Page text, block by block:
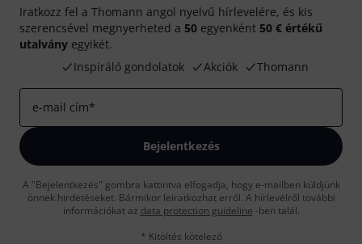
Iratkozz fel a Thomann angol nyelvű hírlevelére, és kis
szerencsével megnyerheted a 50 egyenként 50 € értékű
utalvány egyikét.
Inspiráló gondolatok
Akciók Thomann
e-mail cím*
Bejelentkezés
A "Bejelentkezés" gombra kattintva elfogadja, hogy e-mailben küldjünk
önnek hirdetéseket. Bármikor leiratkozhat erről. A hírlevélről további
információkat az data protection guideline -ben talál.
* Kitöltés kötelező